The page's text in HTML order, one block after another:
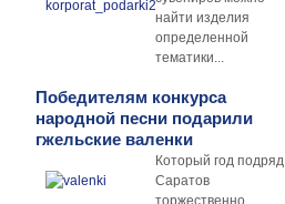
найти изделия
определенной
тематики...
Победителям конкурса
народной песни подарили
гжельские валенки
Который год подряд
Саратов
торжественно